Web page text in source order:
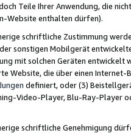
Teile Ihrer Anwendung, die
Website enthalten dürfen).
schriftliche Zustimmung
sonstigen Mobilgerät
mit solchen Geräten
Website, die über einen
definiert, oder (3)
Video-Player, Blu-Ray-Player
schriftliche Genehmigung